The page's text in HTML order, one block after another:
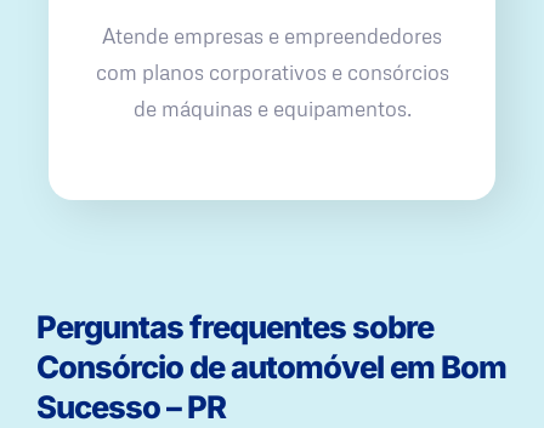
Atende empresas e empreendedores
com planos corporativos e consórcios
de máquinas e equipamentos.
Perguntas frequentes sobre
Consórcio de automóvel em Bom
Sucesso – PR